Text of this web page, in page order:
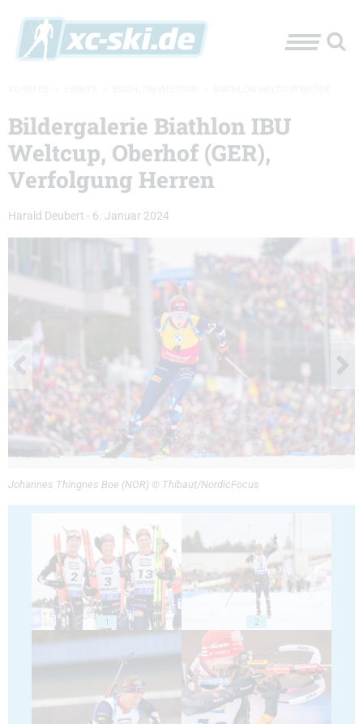
Bildergalerie Biathlon IBU
Weltcup, Oberhof (GER),
Verfolgung Herren
Harald Deubert - 6. Januar 2024
Johannes Thingnes Boe (NOR) © Thibaut/NordicFocus
1 2